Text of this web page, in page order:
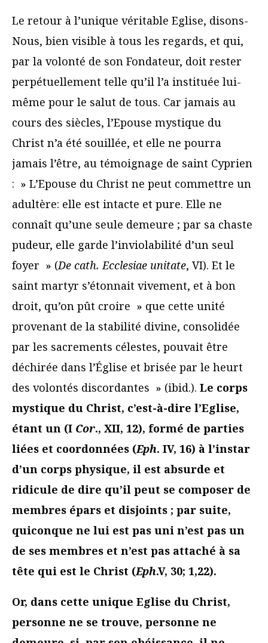
Le retour à l’unique véritable Eglise, disons-
Nous, bien visible à tous les regards, et qui,
par la volonté de son Fondateur, doit rester
perpétuellement telle qu’il l’a instituée lui-
même pour le salut de tous. Car jamais au
cours des siècles, l’Epouse mystique du
Christ n’a été souillée, et elle ne pourra
jamais l’être, au témoignage de saint Cyprien
: » L’Epouse du Christ ne peut commettre un
adultère: elle est intacte et pure. Elle ne
connaît qu’une seule demeure ; par sa chaste
pudeur, elle garde l’inviolabilité d’un seul
foyer » (De cath. Ecclesiae unitate, VI). Et le
saint martyr s’étonnait vivement, et à bon
droit, qu’on pût croire » que cette unité
provenant de la stabilité divine, consolidée
par les sacrements célestes, pouvait être
déchirée dans l’Église et brisée par le heurt
des volontés discordantes » (ibid.). Le corps
mystique du Christ, c’est-à-dire l’Eglise,
étant un (I Cor., XII, 12), formé de parties
liées et coordonnées (Eph. IV, 16) à l’instar
d’un corps physique, il est absurde et
ridicule de dire qu’il peut se composer de
membres épars et disjoints ; par suite,
quiconque ne lui est pas uni n’est pas un
de ses membres et n’est pas attaché à sa
tête qui est le Christ (Eph.V, 30; 1,22).
Or, dans cette unique Eglise du Christ,
personne ne se trouve, personne ne